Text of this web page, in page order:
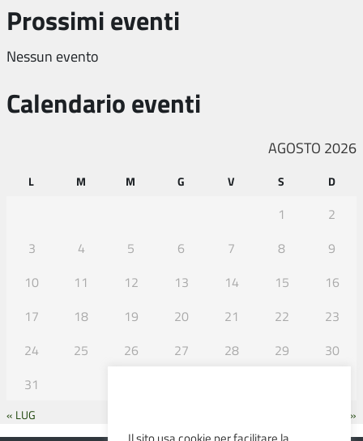
Prossimi eventi
Nessun evento
Calendario eventi
AGOSTO 2026
L M M G V S D
1
2
3
4 5 6 7 8
9
10
11 12 13 14 15
16
17
18 19 20 21 22
23
24
25 26 27 28 29
30
31
« LUG
SET »
Il sito usa cookie per facilitare la